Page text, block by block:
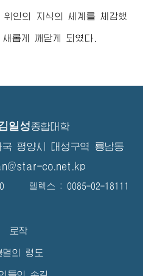
인의 지식의 세계를 체감했
롭게 깨닫게 되였다.
일성종합대학
국 평양시 대성구역 룡남동
co.net.kp
텔렉스 : 0085-02-18111
로작
멸의 령도